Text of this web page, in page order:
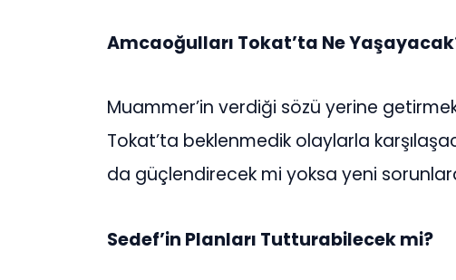
Amcaoğulları Tokat’ta Ne
Muammer’in verdiği sözü yerine
Tokat’ta beklenmedik olaylarla
da güçlendirecek mi yoksa yeni
Sedef’in Planları Tutturabilecek mi?